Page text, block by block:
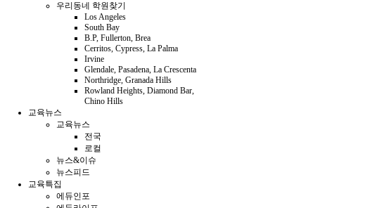
우리동네 학원찾기
Los Angeles
South Bay
B.P, Fullerton, Brea
Cerritos, Cypress, La Palma
Irvine
Glendale, Pasadena, La Crescenta
Northridge, Granada Hills
Rowland Heights, Diamond Bar,
Chino Hills
교육뉴스
교육뉴스
전국
로컬
뉴스&이슈
뉴스피드
교육특집
에듀인포